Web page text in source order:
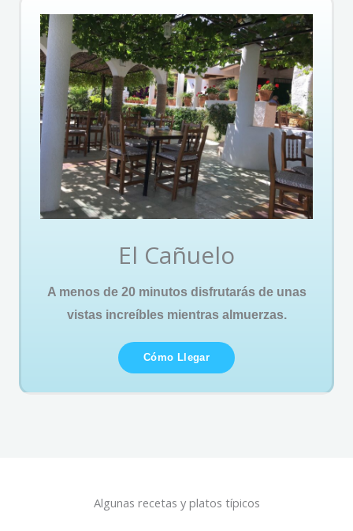
El Cañuelo
A menos de 20 minutos disfrutarás de unas
vistas increíbles mientras almuerzas.
Cómo Llegar
Algunas recetas y platos típicos